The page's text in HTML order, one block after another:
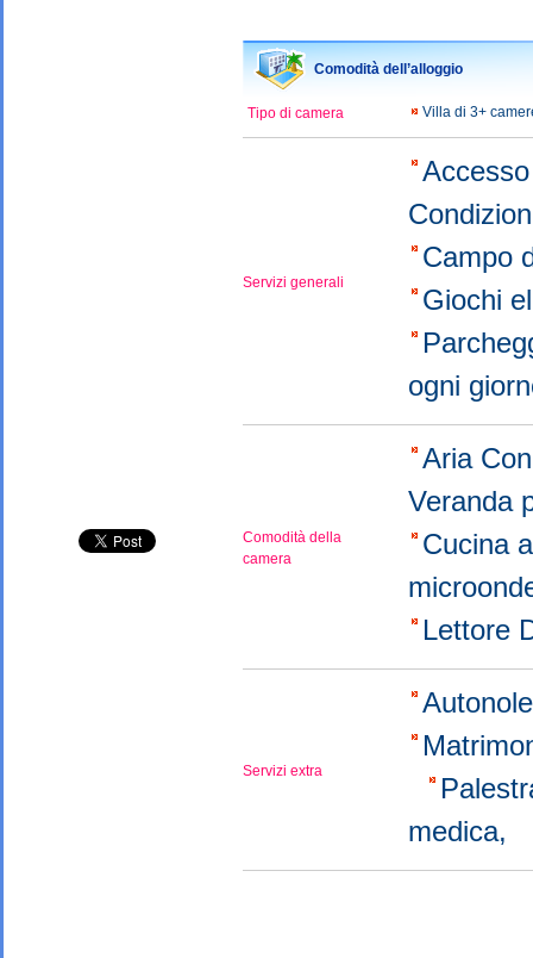
Comodità dell’alloggio
Tipo di camera Villa di 3+
Servizi generali
Campo
Giochi
ogni
Comodità della
camera
Aria
Veranda
Cucina
Lettore
Servizi extra
medica,